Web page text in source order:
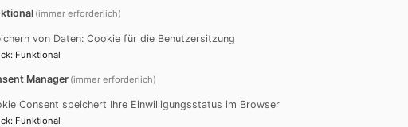
Platz 4
Pommelsbrunn
(immer erforderlich)
von Daten: Cookie für die Benutzersitzung
: Funktional
Manager (immer erforderlich)
Consent speichert Ihre Einwilligungsstatus im Browser
: Funktional